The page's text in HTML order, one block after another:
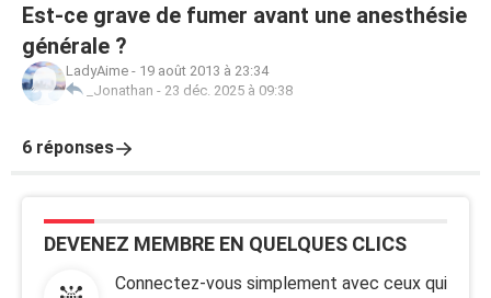
Est-ce grave de fumer avant une anesthésie
générale ?
LadyAime - 19 août 2013 à 23:34
_Jonathan - 23 déc. 2025 à 09:38
6 réponses
DEVENEZ MEMBRE EN QUELQUES CLICS
Connectez-vous simplement avec ceux qui